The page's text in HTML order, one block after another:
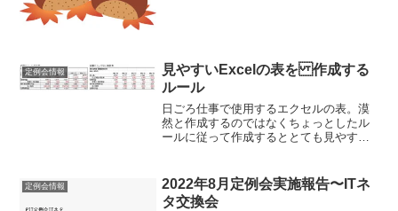
定例会情報
見やすいExcelの表を 作成する
ルール
日ごろ仕事で使用するエクセルの表。漠
然と作成するのではなくちょっとしたル
ールに従って作成するととても見やすく
という人間の認知のしくみに沿って情報
を並べると読み手の頭にす...
定例会情報
2022年8月定例会実施報告〜ITネ
タ交換会